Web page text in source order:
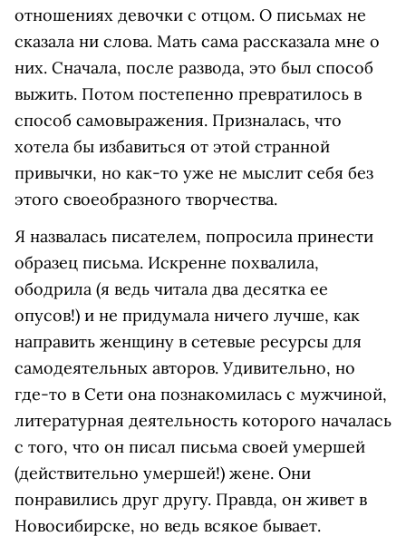
отношениях девочки с отцом. О письмах не
сказала ни слова. Мать сама рассказала мне о
них. Сначала, после развода, это был способ
выжить. Потом постепенно превратилось в
способ самовыражения. Призналась, что
хотела бы избавиться от этой странной
привычки, но как-то уже не мыслит себя без
этого своеобразного творчества.
Я назвалась писателем, попросила принести
образец письма. Искренне похвалила,
ободрила (я ведь читала два десятка ее
опусов!) и не придумала ничего лучше, как
направить женщину в сетевые ресурсы для
самодеятельных авторов. Удивительно, но
где-то в Сети она познакомилась с мужчиной,
литературная деятельность которого началась
с того, что он писал письма своей умершей
(действительно умершей!) жене. Они
понравились друг другу. Правда, он живет в
Новосибирске, но ведь всякое бывает.